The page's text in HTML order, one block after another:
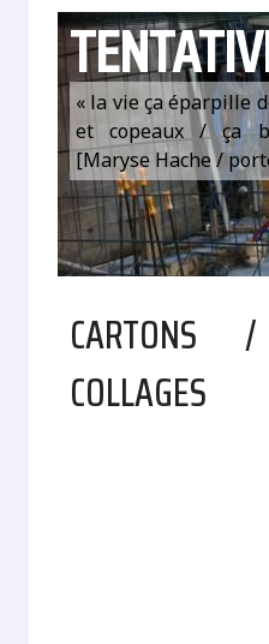
« la vie ça éparpille
et copeaux / ça
[Maryse Hache /
COLLAGES